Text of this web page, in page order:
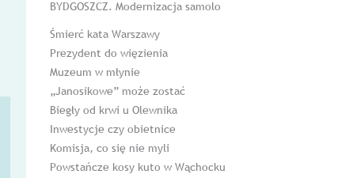
BYDGOSZCZ. Modernizacja samolo
Śmierć kata Warszawy
Prezydent do więzienia
Muzeum w młynie
„Janosikowe” może zostać
Biegły od krwi u Olewnika
Inwestycje czy obietnice
Komisja, co się nie myli
Powstańcze kosy kuto w Wąchocku